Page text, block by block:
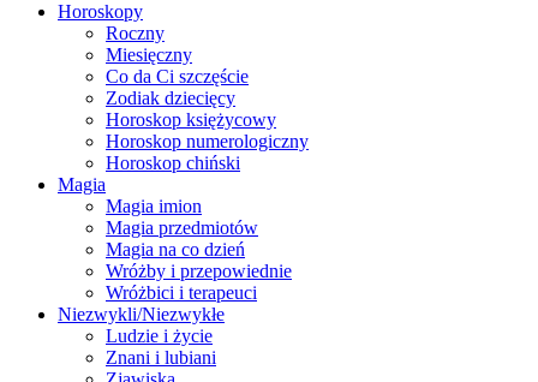
Horoskopy
Roczny
Miesięczny
Co da Ci szczęście
Zodiak dziecięcy
Horoskop księżycowy
Horoskop numerologiczny
Horoskop chiński
Magia
Magia imion
Magia przedmiotów
Magia na co dzień
Wróżby i przepowiednie
Wróżbici i terapeuci
Niezwykli/Niezwykłe
Ludzie i życie
Znani i lubiani